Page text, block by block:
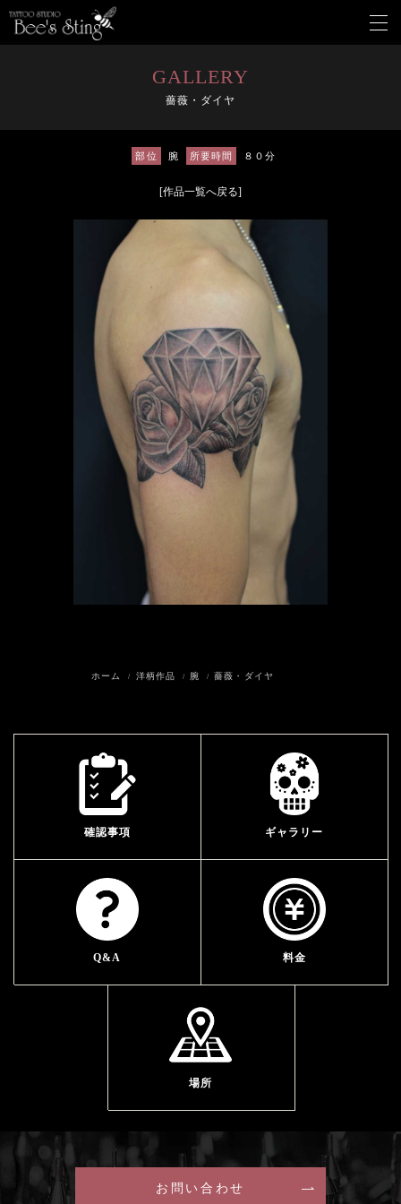
メ
ニ
GALLERY
薔薇・ダイヤ
部位 腕 所要時間 ８０分
ホーム 洋柄作品 腕 薔薇・ダイヤ
確認事項 ギャラリー
Q&A 料金
場所
お問い合わせ